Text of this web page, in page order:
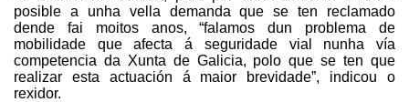
posible a unha vella demanda que se ten reclamado
dende fai moitos anos, “falamos dun problema de
mobilidade que afecta á seguridade vial nunha vía
competencia da Xunta de Galicia, polo que se ten que
realizar esta actuación á maior brevidade”, indicou o
rexidor.